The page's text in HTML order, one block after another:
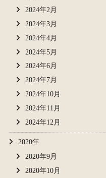
2024年2月
2024年3月
2024年4月
2024年5月
2024年6月
2024年7月
2024年10月
2024年11月
2024年12月
2020年
2020年9月
2020年10月